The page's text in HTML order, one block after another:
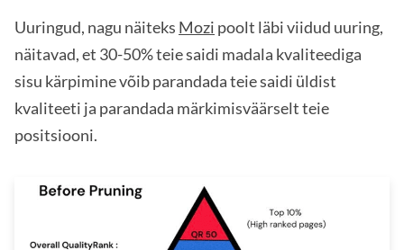
Uuringud, nagu näiteks Mozi poolt läbi viidud uuring,
näitavad, et 30-50% teie saidi madala kvaliteediga
sisu kärpimine võib parandada teie saidi üldist
kvaliteeti ja parandada märkimisväärselt teie
positsiooni.